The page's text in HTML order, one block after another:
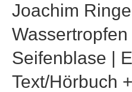
Joachim
Wassertropfen
Seifenblase |
Text/Hörbuch